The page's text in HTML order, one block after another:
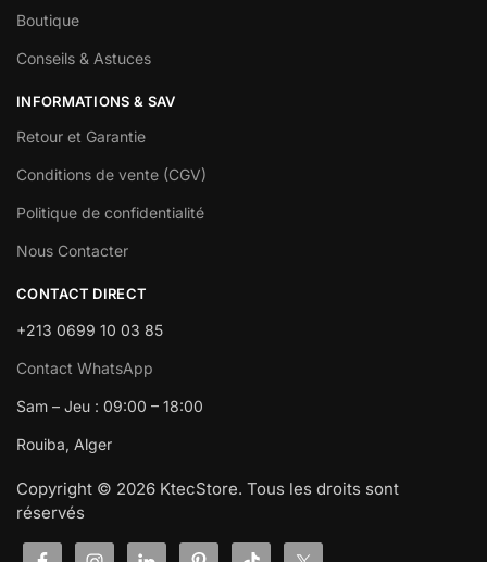
Boutique
Conseils & Astuces
INFORMATIONS & SAV
Retour et Garantie
Conditions de vente (CGV)
Politique de confidentialité
Nous Contacter
CONTACT DIRECT
+213 0699 10 03 85
Contact WhatsApp
Sam – Jeu : 09:00 – 18:00
Rouiba, Alger
Copyright © 2026 KtecStore. Tous les droits sont
réservés